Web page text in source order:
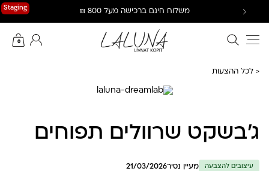
Staging משלוח חינם ברכישה מעל 800 ₪
חיפוש באתר
0
החשבון שלי
< לכל ההצעות
ג’בשקט שרוולים תפוחים
עיצובים להצבעה מעיין נסיר21/03/2026